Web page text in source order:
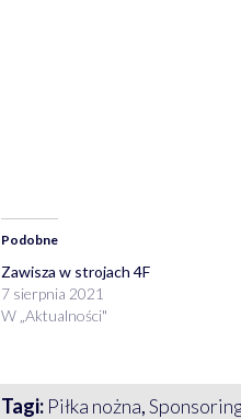
Podobne
Zawisza w strojach 4F
7 sierpnia 2021
W „Aktualności"
Tagi: Piłka nożna,